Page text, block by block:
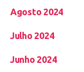
Agosto 2024
Julho 2024
Junho 2024